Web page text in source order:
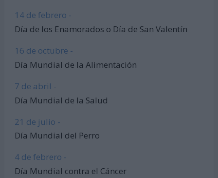
14 de febrero -
Día de los Enamorados o Día de San Valentín
16 de octubre -
Día Mundial de la Alimentación
7 de abril -
Día Mundial de la Salud
21 de julio -
Día Mundial del Perro
4 de febrero -
Día Mundial contra el Cáncer